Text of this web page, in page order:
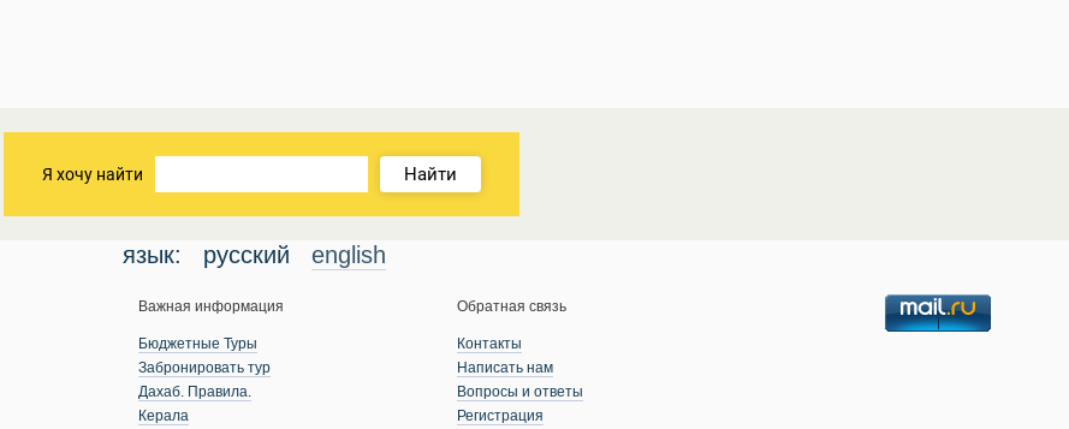
Я хочу найти Найти
язык: русский english
Важная информация
Бюджетные Туры
Забронировать тур
Дахаб. Правила.
Керала
Обратная связь
Контакты
Написать нам
Вопросы и ответы
Регистрация